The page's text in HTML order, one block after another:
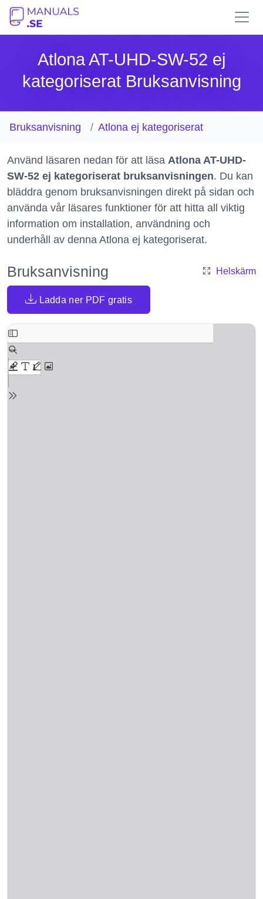
Atlona AT-UHD-SW-52 ej
kategoriserat Bruksanvisning
Bruksanvisning Atlona ej kategoriserat
Använd läsaren nedan för att läsa Atlona AT-UHD-
SW-52 ej kategoriserat bruksanvisningen. Du kan
bläddra genom bruksanvisningen direkt på sidan och
använda vår läsares funktioner för att hitta all viktig
information om installation, användning och
underhåll av denna Atlona ej kategoriserat.
Bruksanvisning Helskärm
Ladda ner PDF gratis